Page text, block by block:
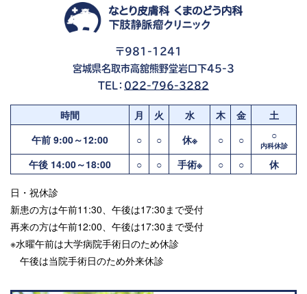
〒981-1241
宮城県名取市高舘熊野堂岩口下45-3
TEL： 022-796-3282
時間 月 火 水 木 金
土
午前 9:00～12:00
○ ○ 休※ ○ ○ ○
内科休診
午後 14:00～18:00 ○ ○ 手術※ ○ ○ 休
日・祝休診
新患の方は午前11:30、午後は17:30まで受付
再来の方は午前12:00、午後は17:30まで受付
※水曜午前は大学病院手術日のため休診
午後は当院手術日のため外来休診